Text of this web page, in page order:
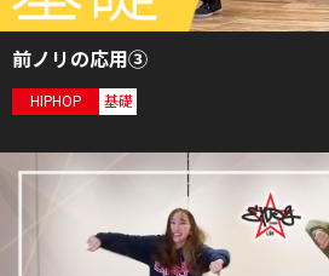
前ノリの応用③
HIPHOP 基礎